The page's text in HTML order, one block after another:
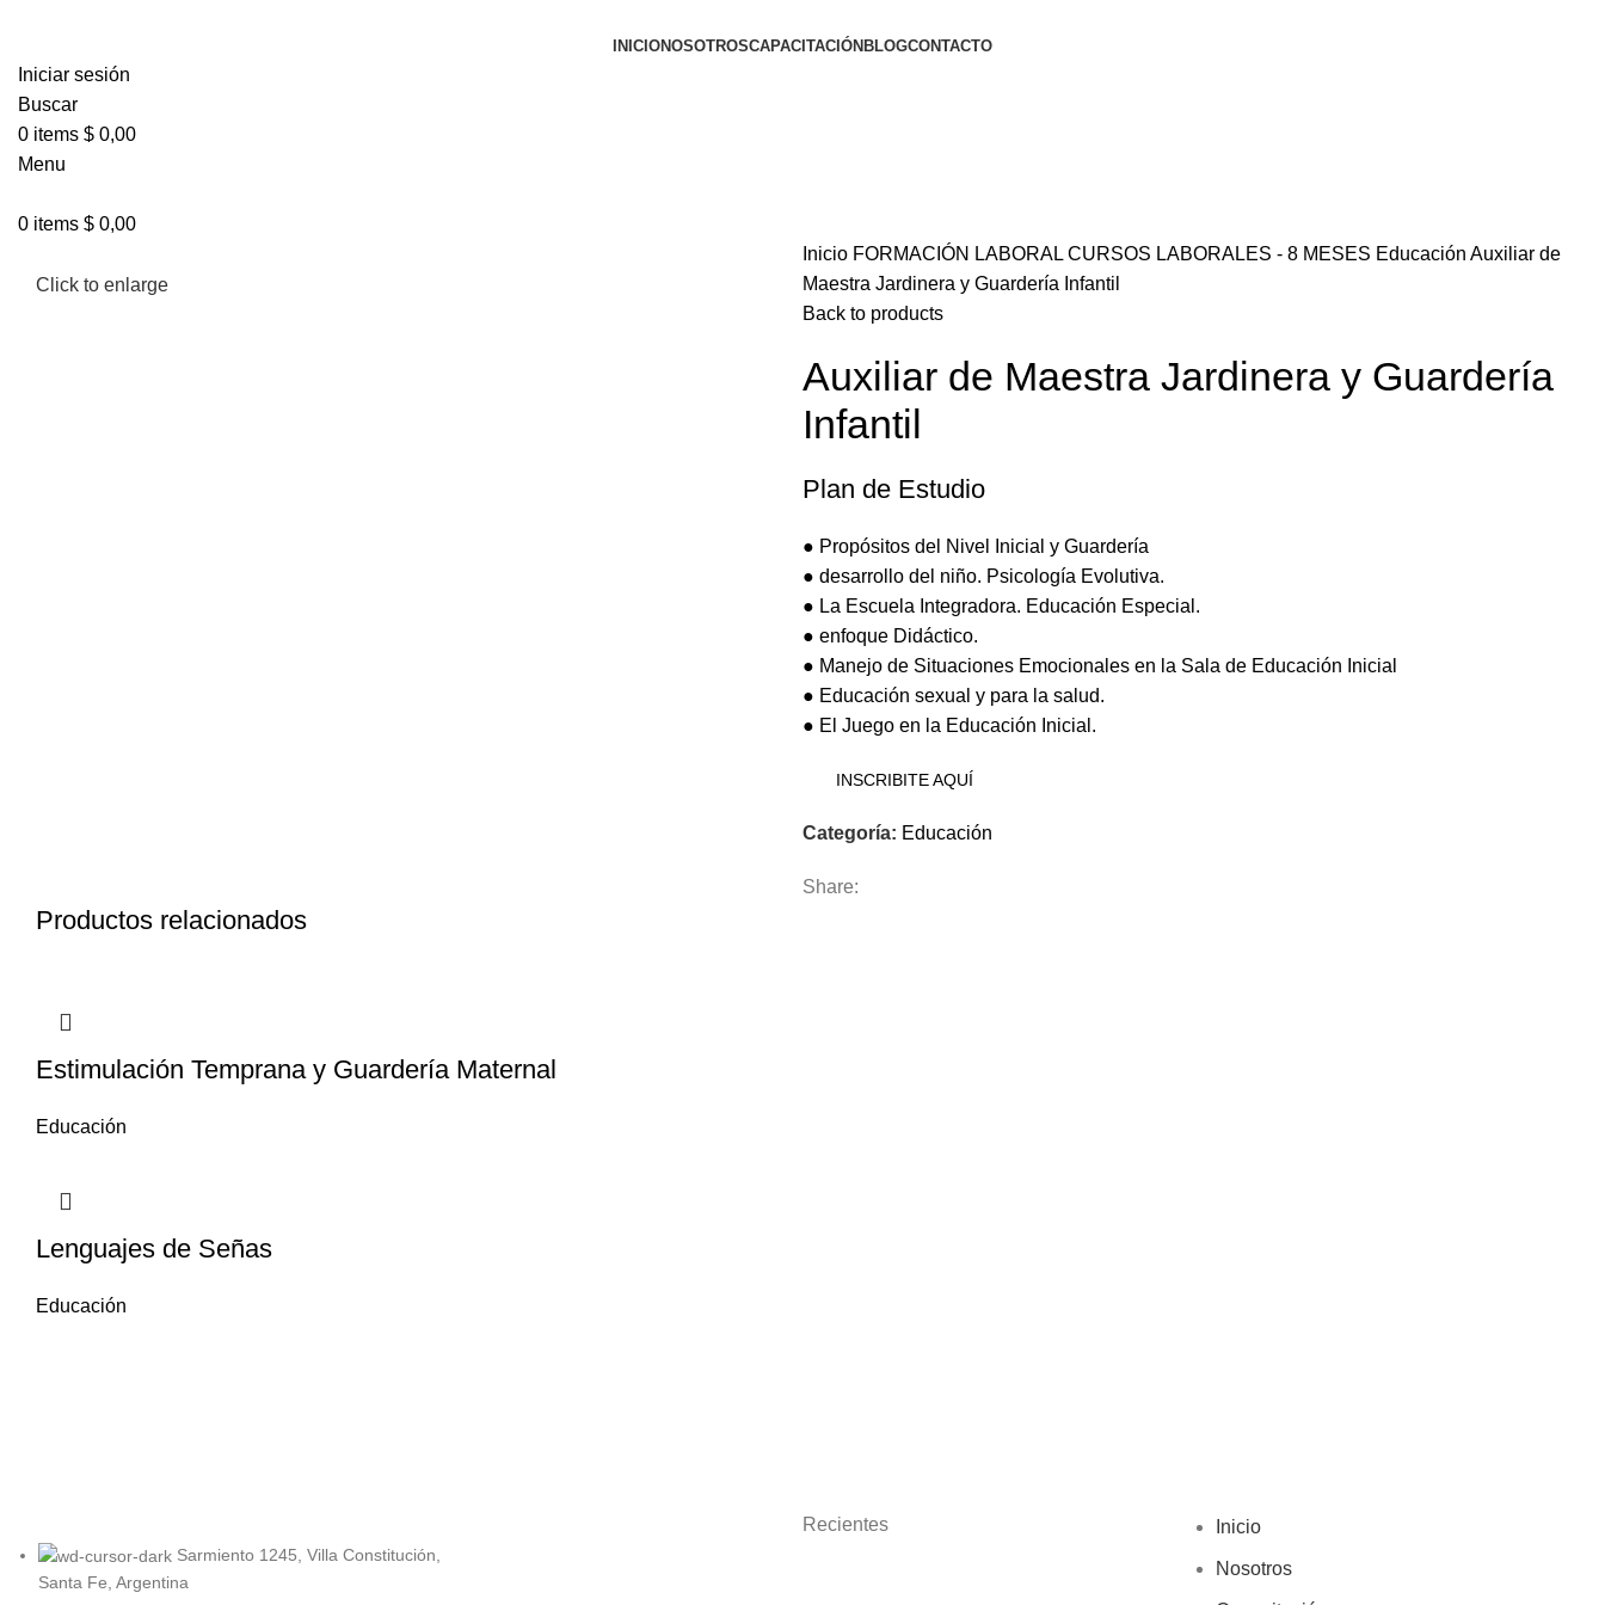
INICIONOSOTROSCAPACITACIÓN BLOGCONTACTO
Iniciar sesión
Buscar
0 items $ 0,00
Menu
0 items $ 0,00
Click to enlarge
Inicio FORMACIÓN LABORAL CURSOS LABORALES - 8 MESES Educación Auxiliar de
Maestra Jardinera y Guardería Infantil
Back to products
Auxiliar de Maestra Jardinera y Guardería
Infantil
Plan de Estudio
● Propósitos del Nivel Inicial y Guardería
● desarrollo del niño. Psicología Evolutiva.
● La Escuela Integradora. Educación Especial.
● enfoque Didáctico.
● Manejo de Situaciones Emocionales en la Sala de Educación Inicial
● Educación sexual y para la salud.
● El Juego en la Educación Inicial.
INSCRIBITE AQUÍ
Categoría: Educación
Share:
Productos relacionados
Estimulación Temprana y Guardería Maternal
Educación
Lenguajes de Señas
Educación
Sarmiento 1245, Villa Constitución,
Santa Fe, Argentina
Recientes Inicio
Nosotros